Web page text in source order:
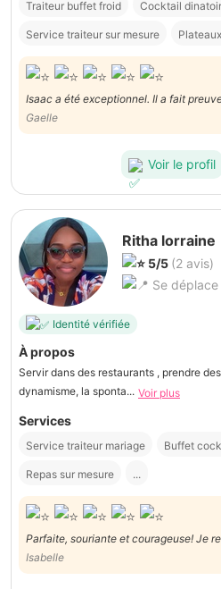
Traiteur buffet froid Cocktail
Service traiteur sur mesure
Isaac a été exceptionnel. Il a fait
le jour de nôtre mariage - le service fut
attentionné. Je le recommande les
Gaelle
Voir le profil
Ritha lorraine
5/5 (2 avis)
Se
Identité vérifiée
À propos
Servir dans des restaurants , prendre
dynamisme, la sponta... Voir plus
Services
Service traiteur mariage Buffet
Repas sur mesure ...
Parfaite, souriante et courageuse! Je
Isabelle